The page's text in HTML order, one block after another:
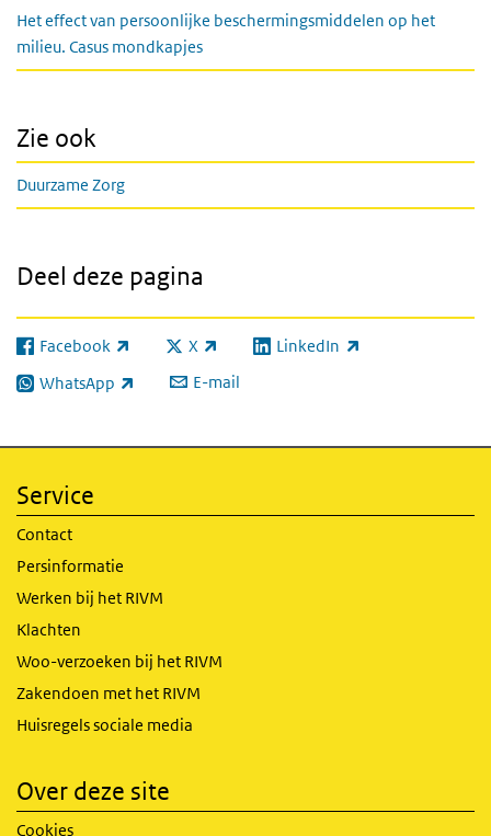
Het effect van persoonlijke beschermingsmiddelen op het
milieu. Casus mondkapjes
Zie ook
Duurzame Zorg
Deel deze pagina
Facebook
(externe link) X
(externe link) LinkedIn
(externe link)
WhatsApp
(externe link) E-mail
Service
Contact
Persinformatie
Werken bij het RIVM
Klachten
Woo-verzoeken bij het RIVM
Zakendoen met het RIVM
Huisregels sociale media
Over deze site
Cookies